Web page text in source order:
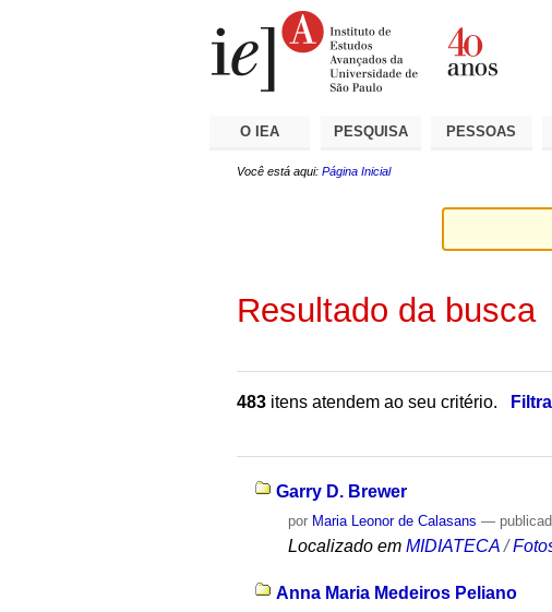
O IEA PESQUISA PESSOAS
Você está aqui: Página Inicial
Resultado da busca
483 itens atendem ao seu critério.
Garry D. Brewer
por Maria Leonor de Calasans —
Localizado em MIDIATECA /
Anna Maria Medeiros Peliano